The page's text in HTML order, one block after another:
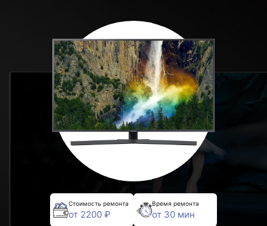
Стоимость ремонта
от 2200 ₽
Время ремонта
от 30 мин